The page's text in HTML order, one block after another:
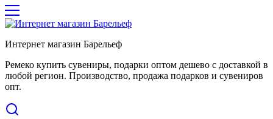
Интернет магазин Барельеф
Ремеко купить сувениры, подарки оптом дешево с доставкой в
любой регион. Производство, продажа подарков и сувениров
опт.